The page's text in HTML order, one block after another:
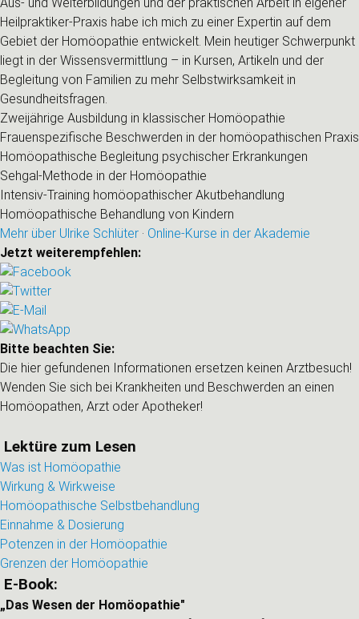
Heilpraktiker-Praxis habe ich mich zu einer Expertin auf dem
Gebiet der Homöopathie entwickelt. Mein heutiger Schwerpunkt
liegt in der Wissensvermittlung – in Kursen, Artikeln und der
Begleitung von Familien zu mehr Selbstwirksamkeit in
Gesundheitsfragen.
Zweijährige Ausbildung in klassischer Homöopathie
Frauenspezifische Beschwerden in der homöopathischen Praxis
Homöopathische Begleitung psychischer Erkrankungen
Sehgal-Methode in der Homöopathie
Intensiv-Training homöopathischer Akutbehandlung
Homöopathische Behandlung von Kindern
Mehr über Ulrike Schlüter · Online-Kurse in der Akademie
Jetzt weiterempfehlen:
Bitte beachten Sie:
Die hier gefundenen Informationen ersetzen keinen Arztbesuch!
Wenden Sie sich bei Krankheiten und Beschwerden an einen
Homöopathen, Arzt oder Apotheker!
Lektüre zum Lesen
Was ist Homöopathie
Wirkung & Wirkweise
Homöopathische Selbstbehandlung
Einnahme & Dosierung
Potenzen in der Homöopathie
Grenzen der Homöopathie
E-Book:
„Das Wesen der Homöopathie"